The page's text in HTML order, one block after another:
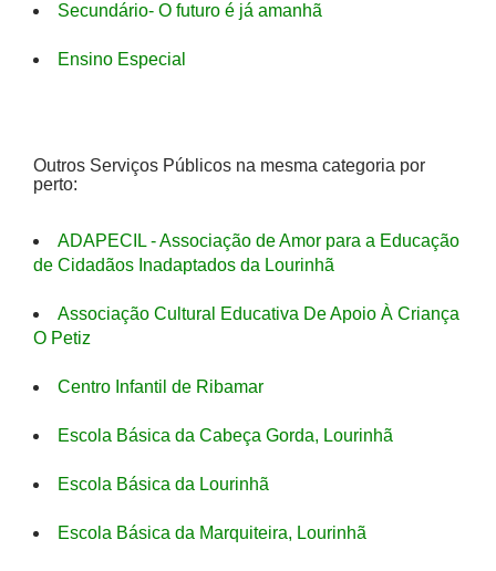
Secundário- O futuro é já amanhã
Ensino Especial
Outros Serviços Públicos na mesma categoria por
perto:
ADAPECIL - Associação de Amor para a Educação
de Cidadãos Inadaptados da Lourinhã
Associação Cultural Educativa De Apoio À Criança
O Petiz
Centro Infantil de Ribamar
Escola Básica da Cabeça Gorda, Lourinhã
Escola Básica da Lourinhã
Escola Básica da Marquiteira, Lourinhã